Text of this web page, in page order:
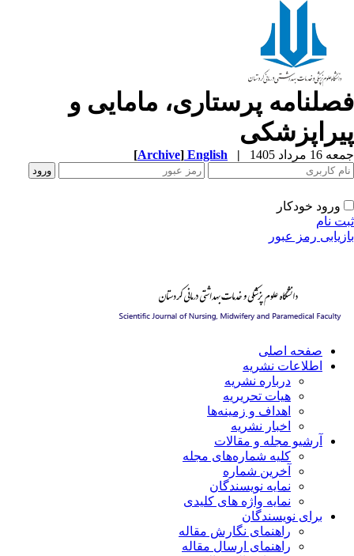
پرستاری، مامایی و
مرداد 1405 |
English
[Archive]
ورود خودکار
نام
رمز عبور
صفحه اصلی
اطلاعات نشریه
درباره نشریه
هیات تحریریه
اهداف و زمینه‌ها
اخبار نشریه
آرشیو مجله و مقالات
کلیه شماره‌های مجله
آخرین شماره
نمایه نویسندگان
نمایه واژه های کلیدی
برای نویسندگان
راهنمای نگارش مقاله
راهنمای ارسال مقاله